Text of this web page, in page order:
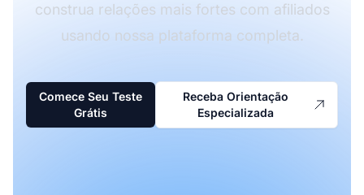
construa relações mais fortes com afiliados
usando nossa plataforma completa.
Comece Seu Teste
Grátis
Receba Orientação
Especializada